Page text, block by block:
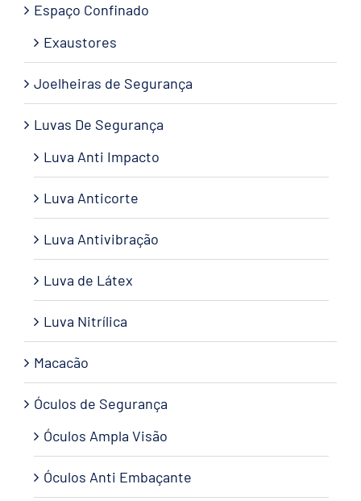
Espaço Confinado
Exaustores
Joelheiras de Segurança
Luvas De Segurança
Luva Anti Impacto
Luva Anticorte
Luva Antivibração
Luva de Látex
Luva Nitrílica
Macacão
Óculos de Segurança
Óculos Ampla Visão
Óculos Anti Embaçante